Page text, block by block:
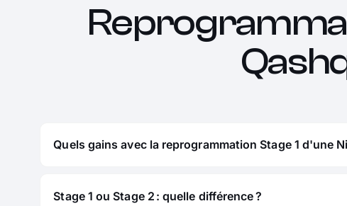
Quels gains avec la reprogrammation Stage 1 d'une
Stage 1 ou Stage 2 : quelle différence ?